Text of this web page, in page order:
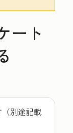
ート
別途記載